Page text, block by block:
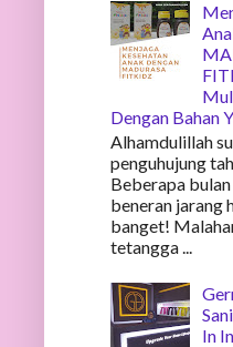
Dengan Bahan
Alhamdulillah
penguhujung
Beberapa
beneran jarang
banget!
tetangga ...
In